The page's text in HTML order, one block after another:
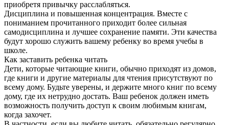
приобретя привычку расслабляться.
Дисциплина и повышенная концентрация. Вместе с
пониманием прочитанного приходит более сильная
самодисциплина и лучшее сохранение памяти. Эти качества
будут хорошо служить вашему ребенку во время учебы в
школе.
Как заставить ребенка читать
Дети, которые читающие книги, обычно приходят из домов,
где книги и другие материалы для чтения присутствуют по
всему дому. Будьте уверены, и держите много книг по всему
дому, где их нетрудно достать. Ваш ребенок должен иметь
возможность получить доступ к своим любимым книгам,
когда захочет.